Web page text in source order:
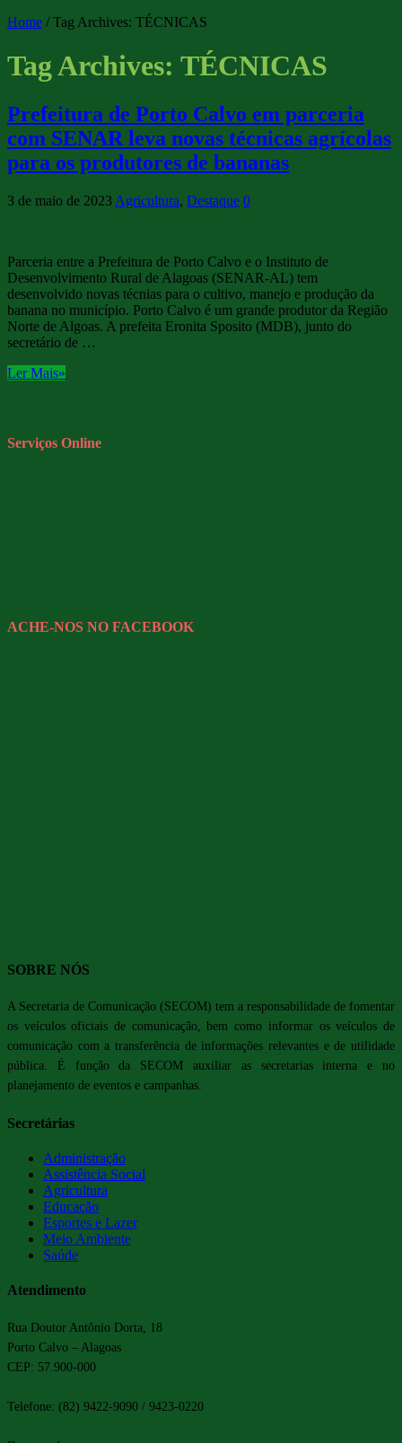
Home / Tag Archives: TÉCNICAS
Tag Archives: TÉCNICAS
Prefeitura de Porto Calvo em parceria
com SENAR leva novas técnicas agrícolas
para os produtores de bananas
3 de maio de 2023 Agricultura, Destaque 0
Parceria entre a Prefeitura de Porto Calvo e o Instituto de
Desenvolvimento Rural de Alagoas (SENAR-AL) tem
desenvolvido novas técnias para o cultivo, manejo e produção da
banana no município. Porto Calvo é um grande produtor da Região
Norte de Algoas. A prefeita Eronita Sposito (MDB), junto do
secretário de …
Ler Mais»
Serviços Online
ACHE-NOS NO FACEBOOK
SOBRE NÓS
A Secretaria de Comunicação (SECOM) tem a responsabilidade de fomentar
os veículos oficiais de comunicação, bem como informar os veículos de
comunicação com a transferência de informações relevantes e de utilidade
pública. É função da SECOM auxiliar as secretarias interna e no
planejamento de eventos e campanhas.
Secretárias
Administração
Assistência Social
Agricultura
Educação
Esportes e Lazer
Meio Ambiente
Saúde
Atendimento
Rua Doutor Antônio Dorta, 18
Porto Calvo – Alagoas
CEP: 57.900-000
Telefone: (82) 9422-9090 / 9423-0220